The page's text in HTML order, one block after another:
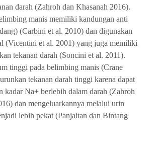
darah (Zahroh dan Khasanah 2016).
manis memiliki kandungan anti
(Carbini et al. 2010) dan digunakan
(Vicentini et al. 2001) yang juga memiliki
tekanan darah (Soncini et al. 2011).
tinggi pada belimbing manis (Crane
tekanan darah tinggi karena dapat
kadar Na+ berlebih dalam darah (Zahroh
dan mengeluarkannya melalui urin
lebih pekat (Panjaitan dan Bintang